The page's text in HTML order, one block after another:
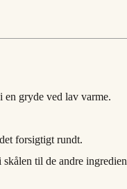
en gryde ved lav varme.
forsigtigt rundt.
til de andre